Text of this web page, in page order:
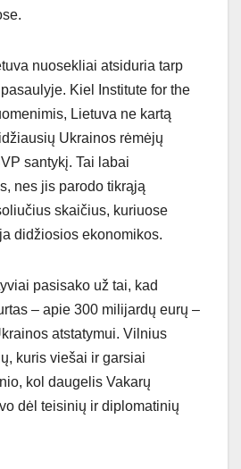
nuosekliai atsiduria tarp
Kiel Institute for the
Lietuva ne kartą
Ukrainos rėmėjų
santykį. Tai labai
nes jis parodo tikrąją
skaičius, kuriuose
didžiosios ekonomikos.
pasisako už tai, kad
– apie 300 milijardų eurų –
atstatymui. Vilnius
kuris viešai ir garsiai
kol daugelis Vakarų
dėl teisinių ir diplomatinių